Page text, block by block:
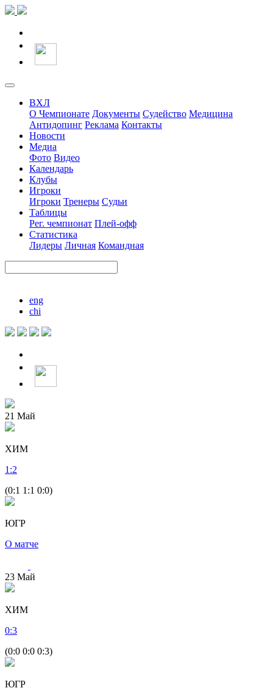
ВХЛ
О Чемпионате Документы Судейство Медицина
Антидопинг Реклама Контакты
Новости
Медиа
Фото Видео
Календарь
Клубы
Игроки
Игроки Тренеры Судьи
Таблицы
Рег. чемпионат Плей-офф
Статистика
Лидеры Личная Командная
eng
chi
21 Май
ХИМ
1 :2
(0:1 1:1 0:0)
ЮГР
О матче
23 Май
ХИМ
0:3
(0:0 0:0 0:3)
ЮГР